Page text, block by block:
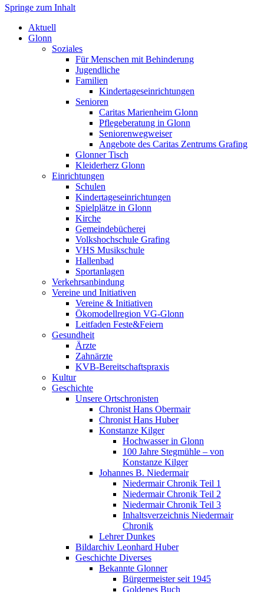
Markt Glonn
Springe zum Inhalt
Aktuell
Glonn
Soziales
Für Menschen mit Behinderung
Jugendliche
Familien
Kindertageseinrichtungen
Senioren
Caritas Marienheim Glonn
Pflegeberatung in Glonn
Seniorenwegweiser
Angebote des Caritas Zentrums Grafing
Glonner Tisch
Kleiderherz Glonn
Einrichtungen
Schulen
Kindertageseinrichtungen
Spielplätze in Glonn
Kirche
Gemeindebücherei
Volkshochschule Grafing
VHS Musikschule
Hallenbad
Sportanlagen
Verkehrsanbindung
Vereine und Initiativen
Vereine & Initiativen
Ökomodellregion VG-Glonn
Leitfaden Feste&Feiern
Gesundheit
Ärzte
Zahnärzte
KVB-Bereitschaftspraxis
Kultur
Geschichte
Unsere Ortschronisten
Chronist Hans Obermair
Chronist Hans Huber
Konstanze Kilger
Hochwasser in Glonn
100 Jahre Stegmühle – von
Konstanze Kilger
Johannes B. Niedermair
Niedermair Chronik Teil 1
Niedermair Chronik Teil 2
Niedermair Chronik Teil 3
Inhaltsverzeichnis Niedermair
Chronik
Lehrer Dunkes
Bildarchiv Leonhard Huber
Geschichte Diverses
Bekannte Glonner
Bürgermeister seit 1945
Goldenes Buch